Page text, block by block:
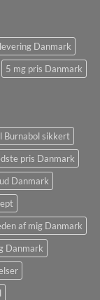
Danmark
5 mg pris Danmark
Burnabol sikkert
pris Danmark
Danmark
af ​​mig Danmark
Danmark